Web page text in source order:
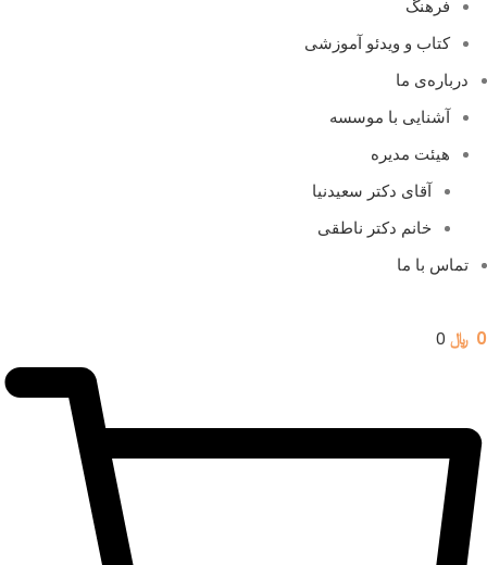
فرهنگ
کتاب و ویدئو آموزشی
درباره‌ی ما
آشنایی با موسسه
هیئت مدیره
آقای دکتر سعیدنیا
خانم دکتر ناطقی
تماس با ما
0 ﷼ 0